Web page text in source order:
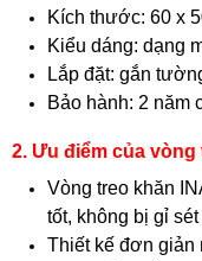
Kích thước: 60 x
Kiểu dáng: dạng
Lắp đặt: gắn
Bảo hành: 2 năm
2. Ưu điểm của vòng
Vòng treo khăn
tốt, không bị gỉ
Thiết kế đơn giản